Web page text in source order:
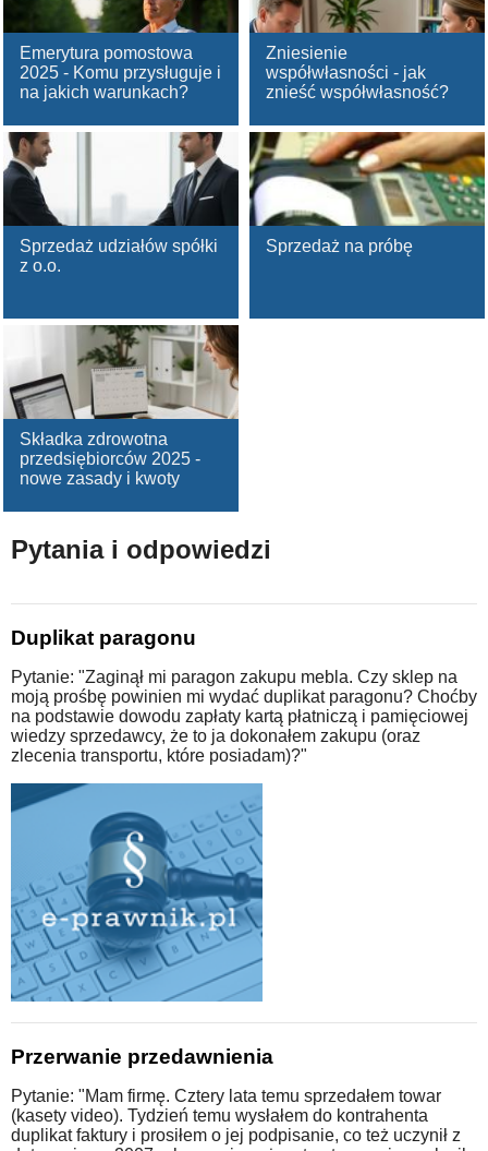
Emerytura pomostowa
2025 - Komu przysługuje i
na jakich warunkach?
Zniesienie
współwłasności - jak
znieść współwłasność?
Sprzedaż udziałów spółki
z o.o.
Sprzedaż na próbę
Składka zdrowotna
przedsiębiorców 2025 -
nowe zasady i kwoty
Pytania i odpowiedzi
Duplikat paragonu
Pytanie: "Zaginął mi paragon zakupu mebla. Czy sklep na
moją prośbę powinien mi wydać duplikat paragonu? Choćby
na podstawie dowodu zapłaty kartą płatniczą i pamięciowej
wiedzy sprzedawcy, że to ja dokonałem zakupu (oraz
zlecenia transportu, które posiadam)?"
Przerwanie przedawnienia
Pytanie: "Mam firmę. Cztery lata temu sprzedałem towar
(kasety video). Tydzień temu wysłałem do kontrahenta
duplikat faktury i prosiłem o jej podpisanie, co też uczynił z